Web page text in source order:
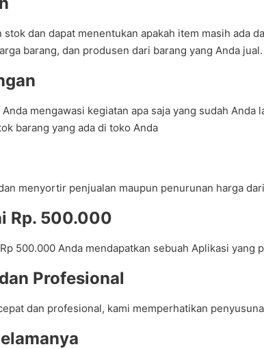
dan dapat menentukan apakah item masih ada
barang, dan produsen dari barang yang Anda jual.
mengawasi kegiatan apa saja yang sudah
barang yang ada di toko Anda
menyortir penjualan maupun penurunan harga
Rp. 500.000
500.000 Anda mendapatkan sebuah Aplikasi
Profesional
dan profesional, kami memperhatikan